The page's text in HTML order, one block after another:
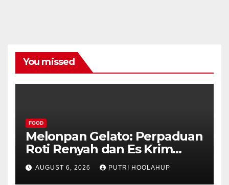
You missed
FOOD
Melonpan Gelato: Perpaduan
Roti Renyah dan Es Krim
Lembut yang Menggoda
AUGUST 6, 2026 PUTRI HOOLAHUP